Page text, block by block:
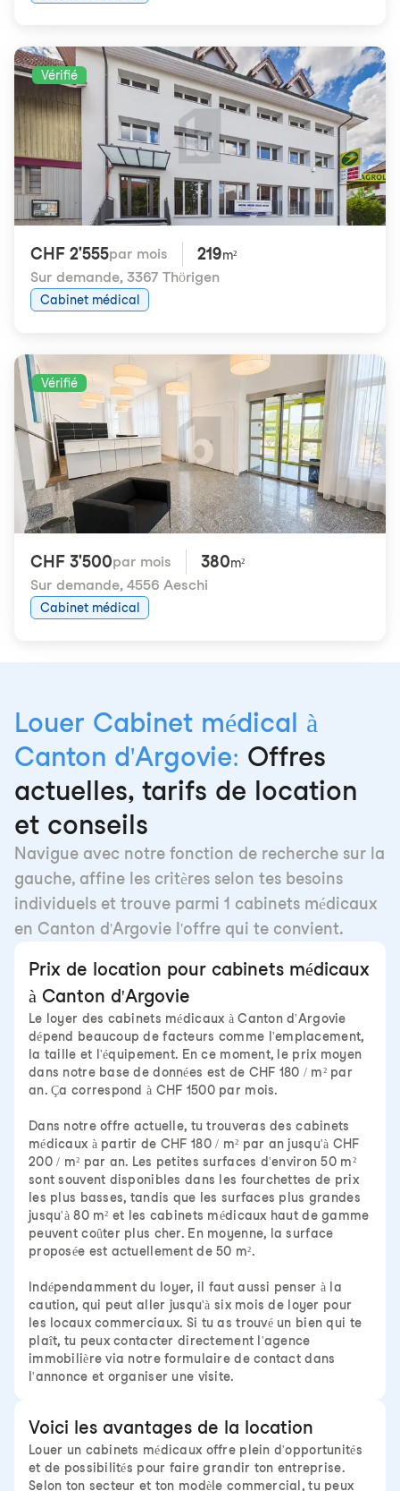
Vérifié
CHF 2'555par mois 219m²
Sur demande, 3367 Thörigen
Cabinet médical
Vérifié
CHF 3'500par mois 380m²
Sur demande, 4556 Aeschi
Cabinet médical
Louer Cabinet médical à
Canton d'Argovie: Offres
actuelles, tarifs de location
et conseils
Navigue avec notre fonction de recherche sur la
gauche, affine les critères selon tes besoins
individuels et trouve parmi 1 cabinets médicaux
en Canton d'Argovie l'offre qui te convient.
Prix de location pour cabinets médicaux
à Canton d'Argovie
Le loyer des cabinets médicaux à Canton d'Argovie
dépend beaucoup de facteurs comme l'emplacement,
la taille et l'équipement. En ce moment, le prix moyen
dans notre base de données est de CHF 180 / m² par
an. Ça correspond à CHF 1500 par mois.
Dans notre offre actuelle, tu trouveras des cabinets
médicaux à partir de CHF 180 / m² par an jusqu'à CHF
200 / m² par an. Les petites surfaces d'environ 50 m²
sont souvent disponibles dans les fourchettes de prix
les plus basses, tandis que les surfaces plus grandes
jusqu'à 80 m² et les cabinets médicaux haut de gamme
peuvent coûter plus cher. En moyenne, la surface
proposée est actuellement de 50 m².
Indépendamment du loyer, il faut aussi penser à la
caution, qui peut aller jusqu'à six mois de loyer pour
les locaux commerciaux. Si tu as trouvé un bien qui te
plaît, tu peux contacter directement l'agence
immobilière via notre formulaire de contact dans
l'annonce et organiser une visite.
Voici les avantages de la location
Louer un cabinets médicaux offre plein d'opportunités
et de possibilités pour faire grandir ton entreprise.
Selon ton secteur et ton modèle commercial, tu peux